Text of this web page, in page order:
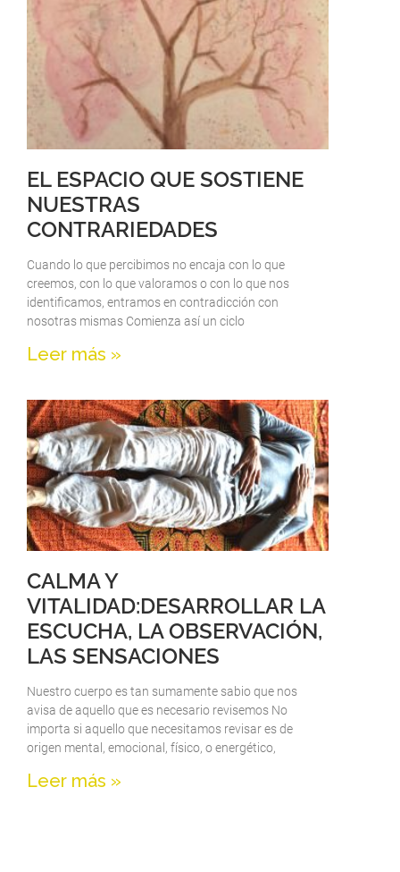
EL ESPACIO QUE SOSTIENE
NUESTRAS
CONTRARIEDADES
Cuando lo que percibimos no encaja con lo que
creemos, con lo que valoramos o con lo que nos
identificamos, entramos en contradicción con
nosotras mismas Comienza así un ciclo
Leer más »
CALMA Y
VITALIDAD:DESARROLLAR LA
ESCUCHA, LA OBSERVACIÓN,
LAS SENSACIONES
Nuestro cuerpo es tan sumamente sabio que nos
avisa de aquello que es necesario revisemos No
importa si aquello que necesitamos revisar es de
origen mental, emocional, físico, o energético,
Leer más »